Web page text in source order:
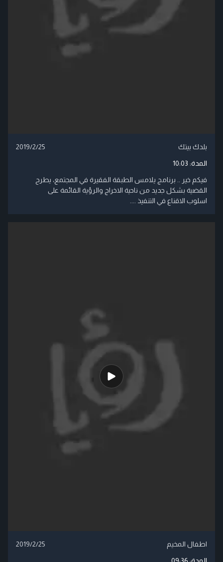
بلدك بيتك 2019/2/25
المدة: 10:03
فيكم خير .. برنامج يلامس الطبقة الفقيرة في المجتمع، يطرح
القضية بشكل جديد من ناحية الاخراج والرؤية القائمة على
اسلوب الاقناع في التنفيذ ....
اطفال المخيم 2019/2/25
المدة: 09:36